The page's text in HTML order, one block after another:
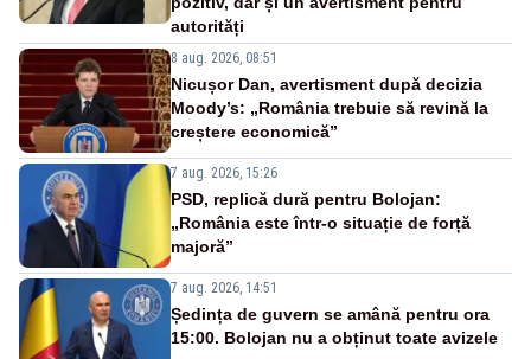
autorități
8 aug. 2026, 08:51
Nicușor Dan, avertisment după decizia
Moody’s: „România trebuie să revină la
creștere economică”
7 aug. 2026, 15:26
PSD, replică dură pentru Bolojan:
„România este într-o situație de forță
majoră”
7 aug. 2026, 14:51
Ședința de guvern se amână pentru ora
15:00. Bolojan nu a obținut toate avizele